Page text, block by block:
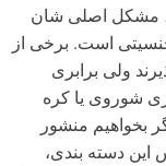
مشکل اصلی شان
است. برخی از
ولی برابری
شوروی یا کره
بخواهیم منشور
این دسته بندی،